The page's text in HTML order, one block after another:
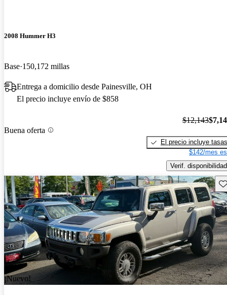
2008 Hummer H3
Base 150,172 millas
Entrega a domicilio desde Painesville, OH
El precio incluye envío de $858
Buena oferta
$12,143
El precio incluye tasas
$142/mes
Verif. disponibilidad
¡Nuevo!